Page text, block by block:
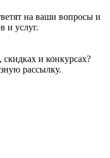
на ваши вопросы и
и услуг.
и конкурсах?
рассылку.